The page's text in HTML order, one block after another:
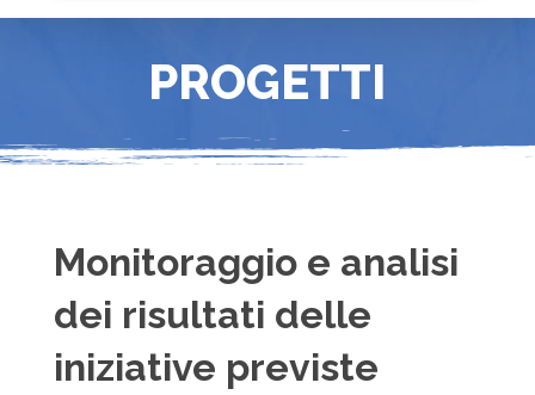
PROGETTI
Monitoraggio e analisi
dei risultati delle
iniziative previste